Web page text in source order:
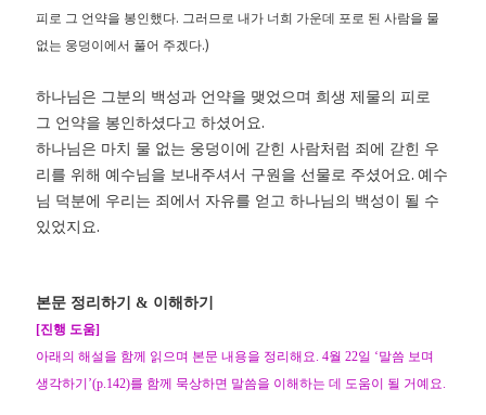
피로 그 언약을 봉인했다. 그러므로 내가 너희 가운데 포로 된 사람을 물
없는 웅덩이에서 풀어 주겠다.)
하나님은 그분의 백성과 언약을 맺었으며 희생 제물의 피로
그 언약을 봉인하셨다고 하셨어요 .
하나님은 마치 물 없는 웅덩이에 갇힌 사람처럼 죄에 갇힌 우
리를 위해 예수님을 보내주셔서 구원을 선물로 주셨어요 .예수
님 덕분에 우리는 죄에서 자유를 얻고 하나님의 백성이 될 수
있었지요 .
본문 정리하기& 이해하기
[진행 도움]
아래의 해설을 함께 읽으며 본문 내용을 정리해요 . 4월22일 ‘말씀 보며
생각하기’(p.142)를 함께 묵상하면 말씀을 이해하는 데 도움이 될 거예요